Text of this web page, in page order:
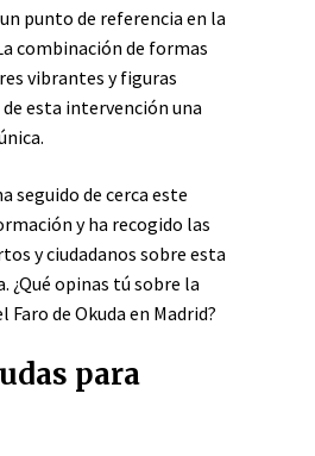
punto de referencia en la
combinación de formas
vibrantes y figuras
esta intervención una
seguido de cerca este
y ha recogido las
y ciudadanos sobre esta
opinas tú sobre la
de Okuda en Madrid?
para